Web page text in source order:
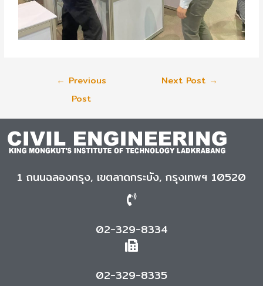
← Previous
Post
Next Post →
1 ถนนฉลองกรุง, เขตลาดกระบัง, กรุงเทพฯ 10520
02-329-8334
02-329-8335